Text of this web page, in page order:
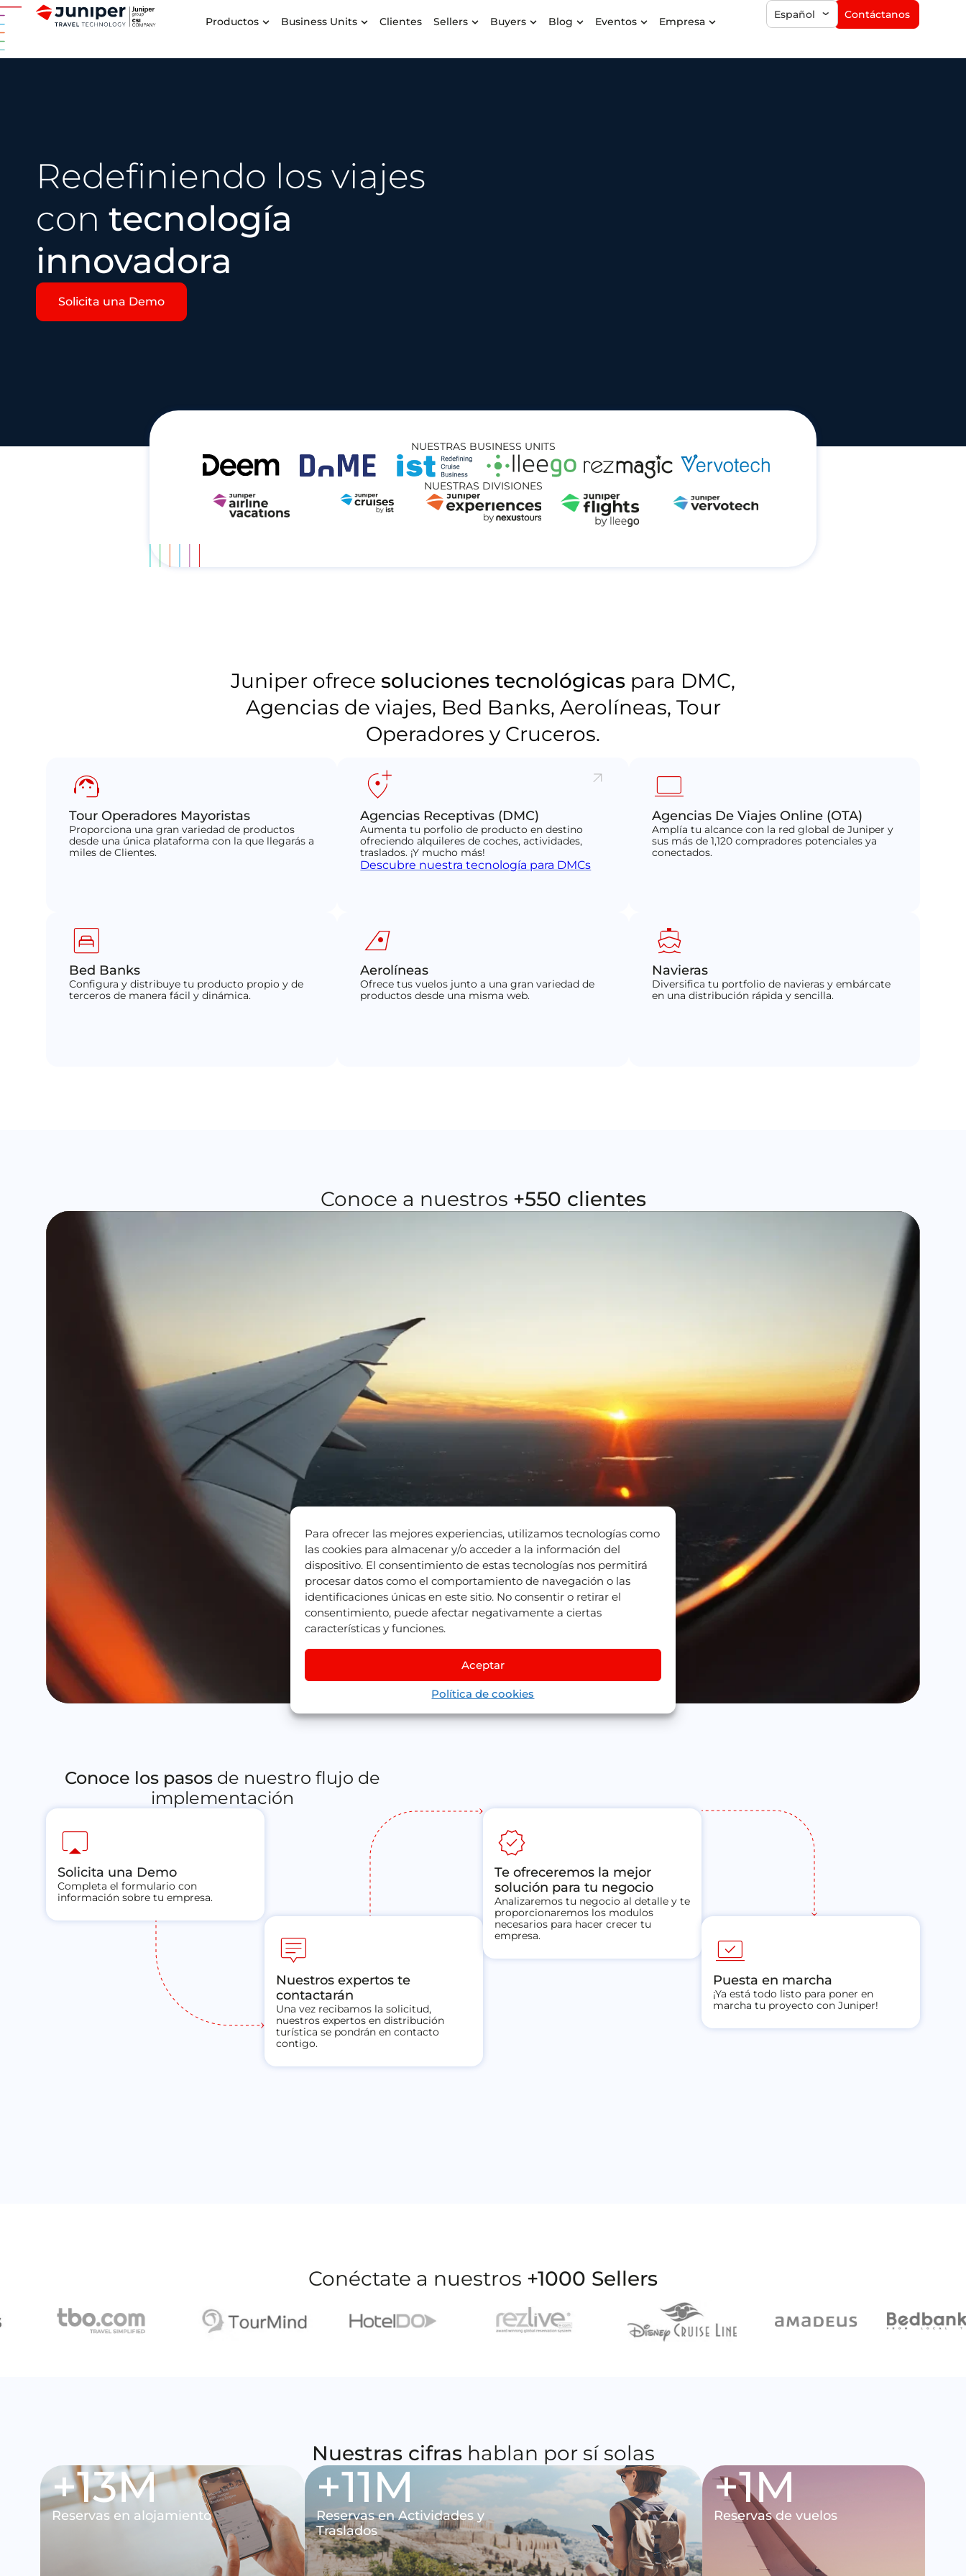
Para ofrecer las mejores experiencias, utilizamos tecnologías como
las cookies para almacenar y/o acceder a la información del
dispositivo. El consentimiento de estas tecnologías nos permitirá
procesar datos como el comportamiento de navegación o las
identificaciones únicas en este sitio. No consentir o retirar el
consentimiento, puede afectar negativamente a ciertas
características y funciones.
Aceptar
Política de cookies
Productos Business Units Clientes Sellers Buyers Blog Eventos Empresa
Español Contáctanos
Redefiniendo los viajes
con tecnología
innovadora
Solicita una Demo
NUESTRAS BUSINESS UNITS
NUESTRAS DIVISIONES
Juniper ofrece soluciones tecnológicas para DMC,
Agencias de viajes, Bed Banks, Aerolíneas, Tour
Operadores y Cruceros.
support_agent
Tour Operadores Mayoristas
Proporciona una gran variedad de productos
desde una única plataforma con la que llegarás a
miles de Clientes.
add_location_alt
Agencias Receptivas (DMC)
Aumenta tu porfolio de producto en destino
ofreciendo alquileres de coches, actividades,
traslados. ¡Y mucho más!
Descubre nuestra tecnología para DMCs
computer
Agencias De Viajes Online (OTA)
Amplía tu alcance con la red global de Juniper y
sus más de 1,120 compradores potenciales ya
conectados.
bedroom_child
Bed Banks
Configura y distribuye tu producto propio y de
terceros de manera fácil y dinámica.
airlines
Aerolíneas
Ofrece tus vuelos junto a una gran variedad de
productos desde una misma web.
directions_boat
Navieras
Diversifica tu portfolio de navieras y embárcate
en una distribución rápida y sencilla.
Conoce a nuestros +550 clientes
Conoce los pasosde nuestro flujo de
implementación
airplay
Solicita una Demo​
Completa el formulario con
información sobre tu empresa.
tooltip_2
Nuestros expertos te
contactarán
Una vez recibamos la solicitud,
nuestros expertos en distribución
turística se pondrán en contacto
contigo.
new_releases
Te ofreceremos la mejor
solución para tu negocio
Analizaremos tu negocio al detalle y te
proporcionaremos los modulos
necesarios para hacer crecer tu
empresa.
sync_saved_locally
Puesta en marcha
¡Ya está todo listo para poner en
marcha tu proyecto con Juniper!
Conéctate a nuestros +1000 Sellers
Nuestras cifrashablan por sí solas
+14M
Reservas en alojamiento
+12M
Reservas en Actividades y
Traslados
+2M
Reservas de vuelos